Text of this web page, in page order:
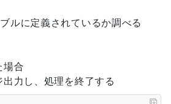
ルに定義されているか調べる
場合
出力し、処理を終了する